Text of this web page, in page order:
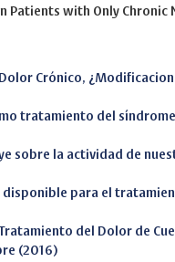
with Only Chronic
Crónico,
tratamiento del
sobre la actividad de
disponible para el
del Dolor de
(2016)